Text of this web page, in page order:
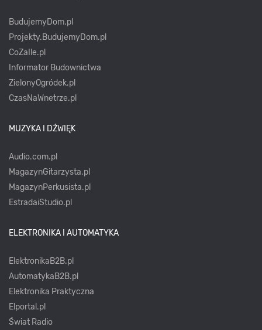
BudujemyDom.pl
Projekty.BudujemyDom.pl
CoZaIle.pl
Informator Budownictwa
ZielonyOgródek.pl
CzasNaWnetrze.pl
MUZYKA I DŹWIĘK
Audio.com.pl
MagazynGitarzysta.pl
MagazynPerkusista.pl
EstradaiStudio.pl
ELEKTRONIKA I AUTOMATYKA
ElektronikaB2B.pl
AutomatykaB2B.pl
Elektronika Praktyczna
Elportal.pl
Świat Radio